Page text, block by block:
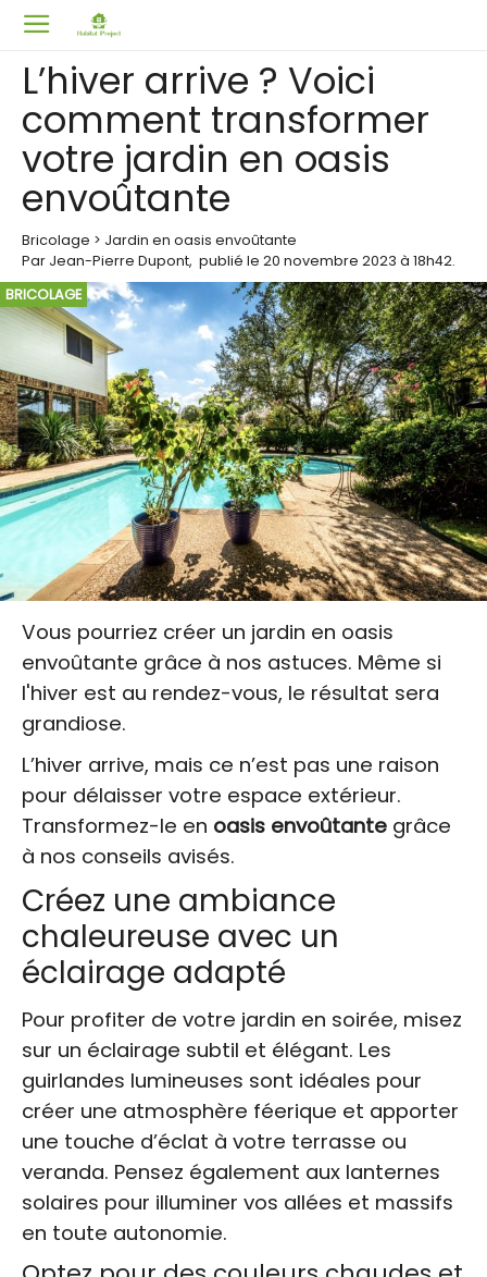
L’hiver arrive ? Voici
comment transformer
votre jardin en oasis
envoûtante
Bricolage > Jardin en oasis envoûtante
Par Jean-Pierre Dupont, publié le 20 novembre 2023 à 18h42.
BRICOLAGE
Vous pourriez créer un jardin en oasis
envoûtante grâce à nos astuces. Même si
l'hiver est au rendez-vous, le résultat sera
grandiose.
L’hiver arrive, mais ce n’est pas une raison
pour délaisser votre espace extérieur.
Transformez-le en oasis envoûtante grâce
à nos conseils avisés.
Créez une ambiance
chaleureuse avec un
éclairage adapté
Pour profiter de votre jardin en soirée, misez
sur un éclairage subtil et élégant. Les
guirlandes lumineuses sont idéales pour
créer une atmosphère féerique et apporter
une touche d’éclat à votre terrasse ou
veranda. Pensez également aux lanternes
solaires pour illuminer vos allées et massifs
en toute autonomie.